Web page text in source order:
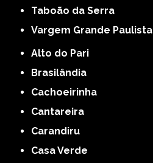
Taboão da Serra
Vargem Grande Paulista
Alto do Pari
Brasilândia
Cachoeirinha
Cantareira
Carandiru
Casa Verde